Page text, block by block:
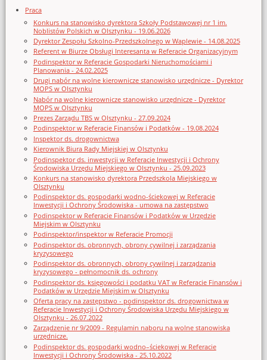
Praca
Konkurs na stanowisko dyrektora Szkoły Podstawowej nr 1 im.
Noblistów Polskich w Olsztynku - 19.06.2026
Dyrektor Zespołu Szkolno-Przedszkolnego w Waplewie - 14.08.2025
Referent w Biurze Obsługi Interesanta w Referacie Organizacyjnym
Podinspektor w Referacie Gospodarki Nieruchomościami i
Planowania - 24.02.2025
Drugi nabór na wolne kierownicze stanowisko urzędnicze - Dyrektor
MOPS w Olsztynku
Nabór na wolne kierownicze stanowisko urzędnicze - Dyrektor
MOPS w Olsztynku
Prezes Zarządu TBS w Olsztynku - 27.09.2024
Podinspektor w Referacie Finansów i Podatków - 19.08.2024
Inspektor ds. drogownictwa
Kierownik Biura Rady Miejskiej w Olsztynku
Podinspektor ds. inwestycji w Referacie Inwestycji i Ochrony
Środowiska Urzędu Miejskiego w Olsztynku - 25.09.2023
Konkurs na stanowisko dyrektora Przedszkola Miejskiego w
Olsztynku
Podinspektor ds. gospodarki wodno-ściekowej w Referacie
Inwestycji i Ochrony Środowiska - umowa na zastępstwo
Podinspektor w Referacie Finansów i Podatków w Urzędzie
Miejskim w Olsztynku
Podinspektor/inspektor w Referacie Promocji
Podinspektor ds. obronnych, obrony cywilnej i zarządzania
kryzysowego
Podinspektor ds. obronnych, obrony cywilnej i zarządzania
kryzysowego - pełnomocnik ds. ochrony
Podinspektor ds. księgowości i podatku VAT w Referacie Finansów i
Podatków w Urzędzie Miejskim w Olsztynku
Oferta pracy na zastępstwo - podinspektor ds. drogownictwa w
Referacie Inwestycji i Ochrony Środowiska Urzędu Miejskiego w
Olsztynku - 26.07.2022
Zarządzenie nr 9/2009 - Regulamin naboru na wolne stanowiska
urzędnicze.
Podinspektor ds. gospodarki wodno–ściekowej w Referacie
Inwestycji i Ochrony Środowiska - 25.10.2022